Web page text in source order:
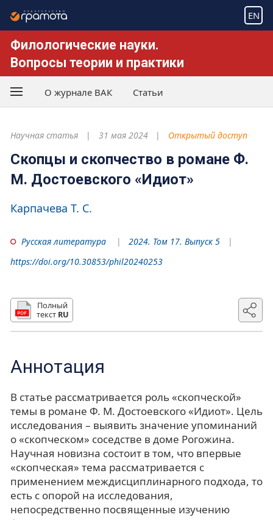
EN
Филологические науки.
Вопросы теории и практики
О журнале ВАК Статьи
Научная статья 31 мая 2024 Открытый доступ
Скопцы и скопчество в романе Ф.
М. Достоевского «Идиот»
Карпачева Т. С.
Русская литература
2024. Том 17. Выпуск 5
https://doi.org/10.30853/phil20240253
Полный
текст RU
Аннотация
В статье рассматривается роль «скопческой»
темы в романе Ф. М. Достоевского «Идиот». Цель
исследования – выявить значение упоминаний
о «скопческом» соседстве в доме Рогожина.
Научная новизна состоит в том, что впервые
«скопческая» тема рассматривается с
применением междисциплинарного подхода, то
есть с опорой на исследования,
непосредственно посвященные изучению